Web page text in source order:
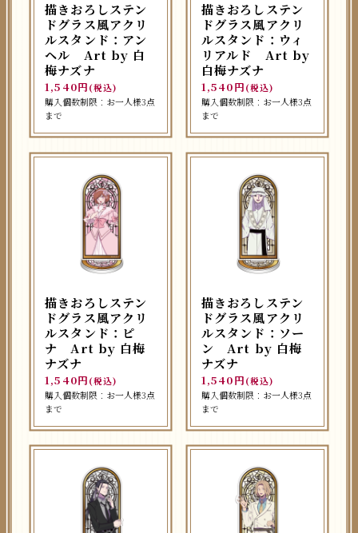
描きおろしステン
ドグラス風アクリ
ルスタンド：アン
ヘル Art by 白
梅ナズナ
1,540円 (税込)
購入個数制限：お一人様3点
まで
描きおろしステン
ドグラス風アクリ
ルスタンド：ウィ
リアルド Art by
白梅ナズナ
1,540円 (税込)
購入個数制限：お一人様3点
まで
描きおろしステン
ドグラス風アクリ
ルスタンド：ピ
ナ Art by 白梅
ナズナ
1,540円 (税込)
購入個数制限：お一人様3点
まで
描きおろしステン
ドグラス風アクリ
ルスタンド：ソー
ン Art by 白梅
ナズナ
1,540円 (税込)
購入個数制限：お一人様3点
まで